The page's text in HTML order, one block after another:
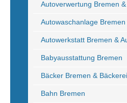
Autoverwertung Bremen
Autowaschanlage
Autowerkstatt Bremen &
Babyausstattung Bremen
Bäcker Bremen &
Bahn Bremen